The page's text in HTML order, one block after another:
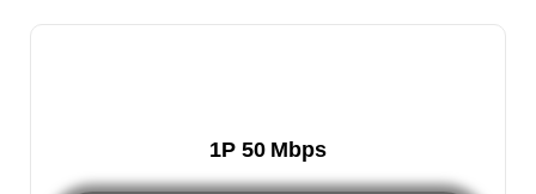
1P 50 Mbps